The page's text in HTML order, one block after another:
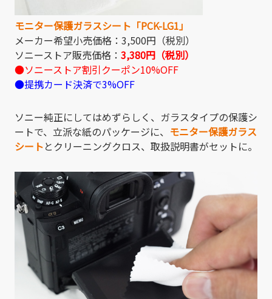
モニター保護ガラスシート「PCK-LG1」
メーカー希望小売価格：3,500円（税別）
ソニーストア販売価格： 3,380円（税別）
●ソニーストア割引クーポン10%OFF
●提携カード決済で3%OFF
ソニー純正にしてはめずらしく、ガラスタイプの保護シ
ートで、立派な紙のパッケージに、 モニター保護ガラス
シートとクリーニングクロス、取扱説明書がセットに。